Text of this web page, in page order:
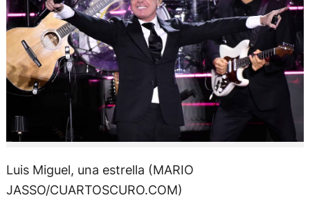
Luis Miguel, una estrella (MARIO
JASSO/CUARTOSCURO.COM)